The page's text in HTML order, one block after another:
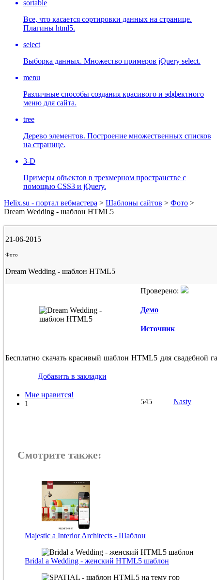
sortable
Все, что касается сортировки данных на странице.
Плагины html5.
select
Выборка данных. Множество примеров jQuery select.
menu
Различные способы создания красивого и эффектного
меню для сайта.
tree
Дерево элементов. Построение множественных списков
на странице.
3-D
Примеры объектов в трехмерном пространстве с
помощью CSS3 и jQuery.
Helix.su - портал вебмастера > Шаблоны сайтов > Фото >
Dream Wedding - шаблон HTML5
21-06-2015
Фото
Dream Wedding - шаблон HTML5
Проверено:
Демо
Источник
Бесплатно скачать красивый шаблон HTML5 для свадебной
Добавить в закладки
Мне нравится!
1
545 Nasty
Смотрите также:
Majestic a Interior Architects - Шаблон
Bridal a Wedding - женский HTML5 шаблон